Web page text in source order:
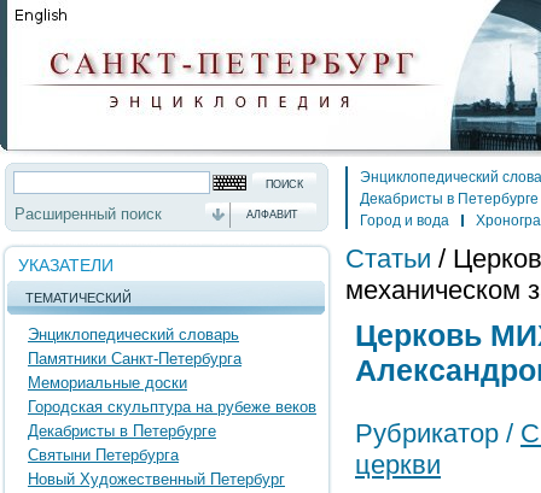
Расширенный поиск АЛФАВИТ
УКАЗАТЕЛИ
ТЕМАТИЧЕСКИЙ
Энциклопедический словарь
Памятники Санкт-Петербурга
Мемориальные доски
Городская скульптура на рубеже веков
Декабристы в Петербурге
Святыни Петербурга
Новый Художественный Петербург
Энциклопедический
Декабристы в Петербурге
Город и вода
Статьи /
механическом
Церковь
Рубрикатор /
церкви